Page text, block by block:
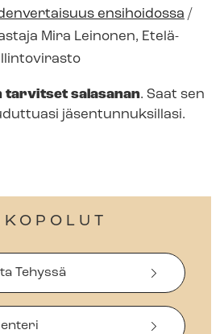
ensihoidossa /
Mira Leinonen, Etelä-
tarvitset salasanan. Saat sen
jä­sen­tun­nuk­sil­la­si.
Tehyssä